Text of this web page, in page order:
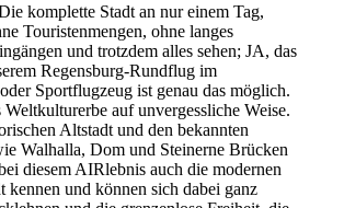
komplette Stadt an nur einem Tag,
Touristenmengen, ohne langes
und trotzdem alles sehen; JA, das
Regensburg-Rundflug im
Sportflugzeug ist genau das möglich.
Weltkulturerbe auf unvergessliche Weise.
Altstadt und den bekannten
Walhalla, Dom und Steinerne Brücken
diesem AIRlebnis auch die modernen
kennen und können sich dabei ganz